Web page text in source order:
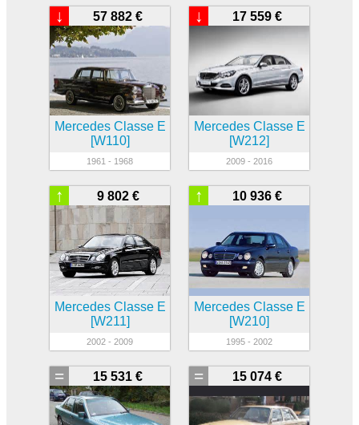
57 882 €
↓
Mercedes Classe E
[W110]
1961 - 1968
17 559 €
↓
Mercedes Classe E
[W212]
2009 - 2016
9 802 €
↑
Mercedes Classe E
[W211]
2002 - 2009
10 936 €
↑
Mercedes Classe E
[W210]
1995 - 2002
15 531 €
= 15 074 €
=